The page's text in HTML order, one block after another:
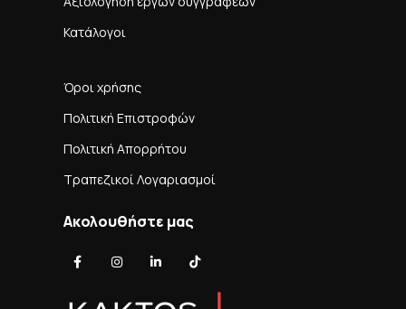
Κατάλογοι
Όροι χρήσης
Πολιτική Επιστροφών
Πολιτική Απορρήτου
Τραπεζικοί Λογαριασμοί
Ακολουθήστε μας